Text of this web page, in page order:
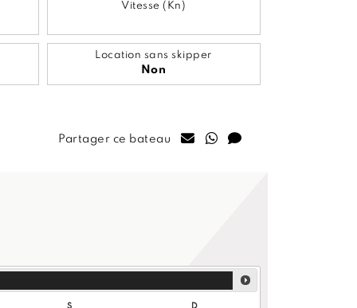
Vitesse (Kn)
Location sans skipper
Non
Partager ce bateau
S
D